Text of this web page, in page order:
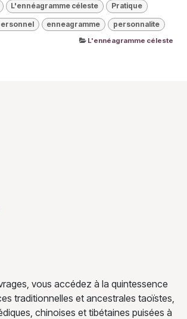
L'ennéagramme céleste Pratique
enneagramme personnalite
L'ennéagramme céleste
vous accédez à la quintessence
traditionnelles et ancestrales taoïstes,
chinoises et tibétaines puisées à